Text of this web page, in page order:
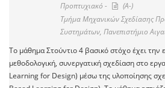
Προπτυχιακό -
(A-)
Τμήμα Μηχανικών Σχεδίασης
Συστημάτων, Πανεπιστήμιο
Το μάθημα Στούντιο 4 βασικό στόχο έχει την
μεθοδολογική, συνεργατική σχεδίαση στο
Learning for Design) μέσω της υλοποίησης